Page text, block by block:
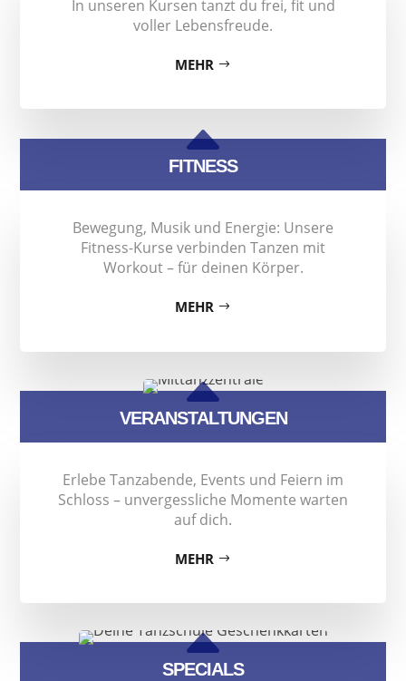
In unseren Kursen tanzt du frei, fit und
voller Lebensfreude.
MEHR
B
FITNESS
Bewegung, Musik und Energie: Unsere
Fitness-Kurse verbinden Tanzen mit
Workout – für deinen Körper.
MEHR
B
VERANSTALTUNGEN
Erlebe Tanzabende, Events und Feiern im
Schloss – unvergessliche Momente warten
auf dich.
MEHR
B
SPECIALS